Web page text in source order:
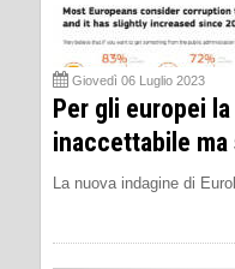
Giovedì 06 Luglio 2023
Per gli europei
inaccettabile
La nuova indagine di